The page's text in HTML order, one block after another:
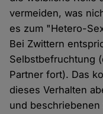
vermeiden, was
es zum "Hetero-
Bei Zwittern
Selbstbefruchtung
Partner fort). Das
dieses Verhalten
und beschriebenen